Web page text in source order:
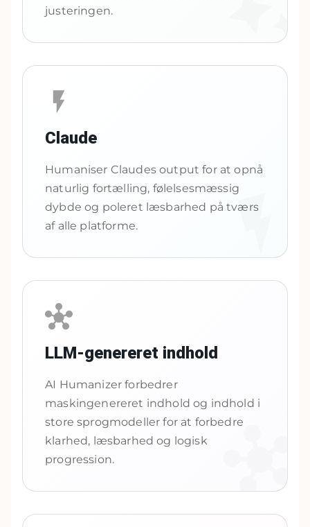
justeringen.
Claude
Humaniser Claudes output for at opnå
naturlig fortælling, følelsesmæssig
dybde og poleret læsbarhed på tværs
af alle platforme.
LLM-genereret indhold
AI Humanizer forbedrer
maskingenereret indhold og indhold i
store sprogmodeller for at forbedre
klarhed, læsbarhed og logisk
progression.